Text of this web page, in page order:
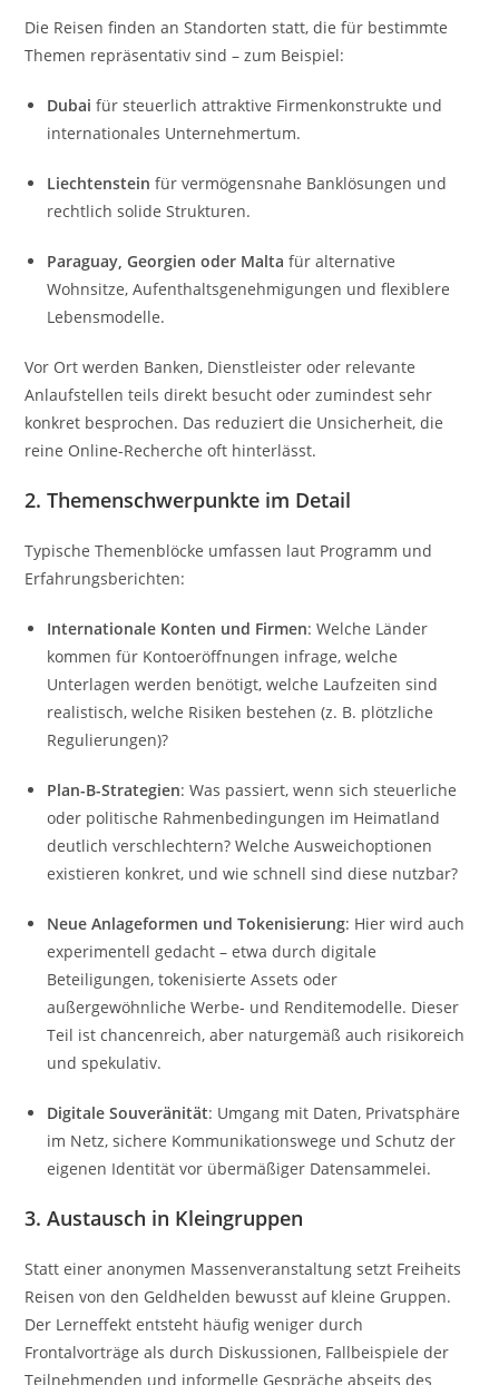
Die Reisen finden an Standorten statt, die für bestimmte
Themen repräsentativ sind – zum Beispiel:
Dubai für steuerlich attraktive Firmenkonstrukte und
internationales Unternehmertum.
Liechtenstein für vermögensnahe Banklösungen und
rechtlich solide Strukturen.
Paraguay, Georgien oder Malta für alternative
Wohnsitze, Aufenthaltsgenehmigungen und flexiblere
Lebensmodelle.
Vor Ort werden Banken, Dienstleister oder relevante
Anlaufstellen teils direkt besucht oder zumindest sehr
konkret besprochen. Das reduziert die Unsicherheit, die
reine Online-Recherche oft hinterlässt.
2. Themenschwerpunkte im Detail
Typische Themenblöcke umfassen laut Programm und
Erfahrungsberichten:
Internationale Konten und Firmen: Welche Länder
kommen für Kontoeröffnungen infrage, welche
Unterlagen werden benötigt, welche Laufzeiten sind
realistisch, welche Risiken bestehen (z. B. plötzliche
Regulierungen)?
Plan-B-Strategien: Was passiert, wenn sich steuerliche
oder politische Rahmenbedingungen im Heimatland
deutlich verschlechtern? Welche Ausweichoptionen
existieren konkret, und wie schnell sind diese nutzbar?
Neue Anlageformen und Tokenisierung: Hier wird auch
experimentell gedacht – etwa durch digitale
Beteiligungen, tokenisierte Assets oder
außergewöhnliche Werbe- und Renditemodelle. Dieser
Teil ist chancenreich, aber naturgemäß auch risikoreich
und spekulativ.
Digitale Souveränität: Umgang mit Daten, Privatsphäre
im Netz, sichere Kommunikationswege und Schutz der
eigenen Identität vor übermäßiger Datensammelei.
3. Austausch in Kleingruppen
Statt einer anonymen Massenveranstaltung setzt Freiheits
Reisen von den Geldhelden bewusst auf kleine Gruppen.
Der Lerneffekt entsteht häufig weniger durch
Frontalvorträge als durch Diskussionen, Fallbeispiele der
Teilnehmenden und informelle Gespräche abseits des